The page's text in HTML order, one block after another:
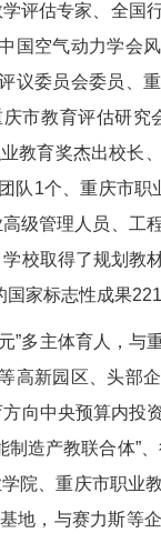
评估专家、全国
国空气动力学会
议委员会委员、
市教育评估研究
教育奖杰出校长
队1个、重庆市
级管理人员、工
校取得了规划教
家标志性成果
”多主体育人，与
高新园区、头部
向中央预算内投
造产教联合体”
院、重庆市职业
地，与赛力斯等